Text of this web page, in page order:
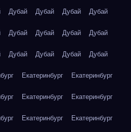
Дубай Дубай Дубай Дубай
Дубай Дубай Дубай Дубай
Дубай Дубай Дубай Дубай
Екатеринбург Екатеринбург
Екатеринбург Екатеринбург
Екатеринбург Екатеринбург